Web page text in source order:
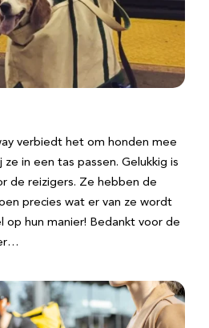
verbiedt het om honden mee
in een tas passen. Gelukkig is
de reizigers. Ze hebben de
precies wat er van ze wordt
op hun manier! Bedankt voor de